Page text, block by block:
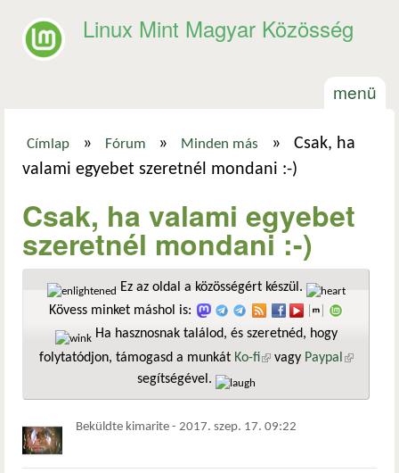
Linux Mint Magyar Közösség
menü
Jelenlegi hely
Címlap » Fórum » Minden más »
Csak, ha
valami egyebet szeretnél mondani :-)
Csak, ha valami egyebet
szeretnél mondani :-)
Ez az oldal a közösségért készül.
Kövess minket máshol is:
Ha hasznosnak találod, és szeretnéd, hogy
folytatódjon, támogasd a munkát Ko-fi(külső hivatkozás)
vagy Paypal
segítségével.
Beküldte kimarite - 2017. szep. 17. 09:22